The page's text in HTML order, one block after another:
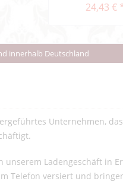
24,43 €
innerhalb Deutschland
Unternehmen,
unserem Ladengeschäft in
Telefon versiert und